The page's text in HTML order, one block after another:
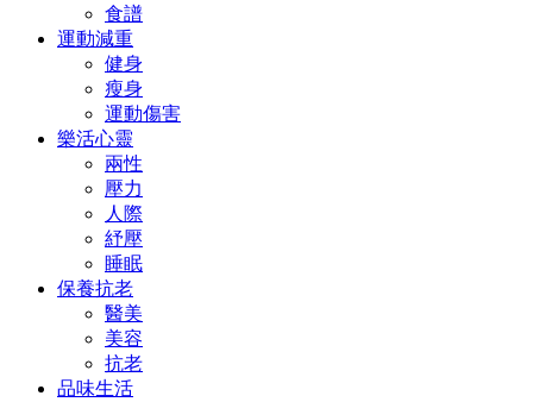
食譜
運動減重
健身
瘦身
運動傷害
樂活心靈
兩性
壓力
人際
紓壓
睡眠
保養抗老
醫美
美容
抗老
品味生活